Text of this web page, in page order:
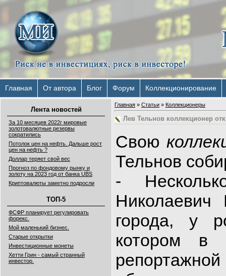
Главная От автора Блог Форум Коллекционирование
Лента новостей
За 10 месяцев 2022г мировые
золотовалютные резервы
сократились
Потолок цен на нефть. Дальше рост
цен на нефть ?
Доллар теряет свой вес
Прогноз по фондовому рынку и
золоту на 2023 год от банка UBS
Криптовалюты заметно подросли
ТОП-5
ФСФР планирует регулировать
форекс.
Мой маленький бизнес.
Старые открытки
Инвестиционные монеты
Хетти Грин - самый странный
инвестор.
Главная » Статьи » Коллекционеры
Лев Тельнов коллекционер
Свою
Тельнов
-
Николаевич
города, у
котором в